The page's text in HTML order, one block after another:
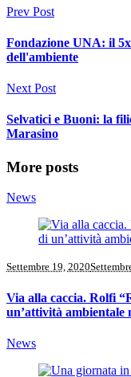
Prev Post
Fondazione UNA: il
dell'ambiente
Next Post
Selvatici e Buoni: la
Marasino
More posts
News
Settembre 19, 2020
Via alla caccia. Rolfi
un’attività ambientale
News